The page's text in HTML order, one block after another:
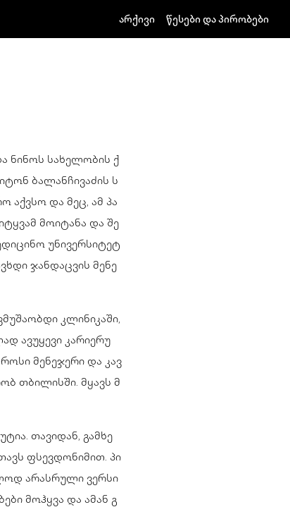
არქივი წესები და პირობები
ნინოს სახელობის ქ
ბალანჩივაძის ს
აქვსო და მეც, ამ პა
მოიტანა და შე
უნივერსიტეტ
ჯანდაცვის მენე
კლინიკაში,
ავუყევი კარიერუ
მენეჯერი და კავ
თბილისში. მყავს მ
თავიდან, გამხე
ფსევდონიმით. პი
არასრული ვერსი
მოჰყვა და ამან გ